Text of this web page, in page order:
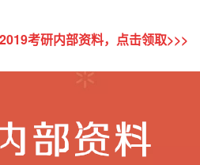
2019考研内部资料，点击领取>>>